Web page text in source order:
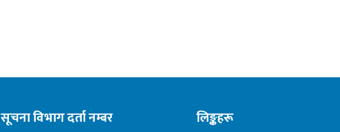
सूचना विभाग दर्ता नम्बर लिङ्कहरू